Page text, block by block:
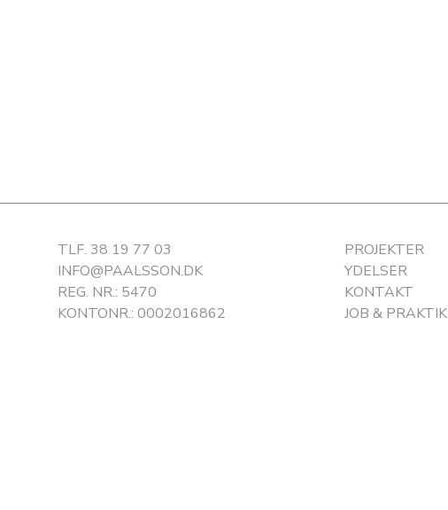
TLF. 38 19 77 03
INFO@PAALSSON.DK
REG. NR.: 5470
KONTONR.: 0002016862
PROJEKTER
YDELSER
KONTAKT
JOB & PRAKTIK